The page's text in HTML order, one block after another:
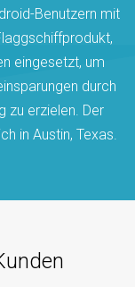
Benutzern mit
eingesetzt, um
durch
zu erzielen. Der
in Austin, Texas.